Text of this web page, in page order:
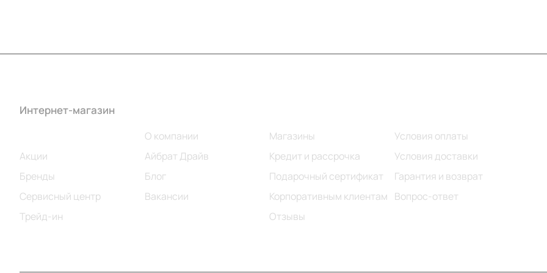
Интернет-магазин
Акции
Бренды
Сервисный центр
Трейд-ин
О компании
Айбрат Драйв
Блог
Вакансии
Магазины
Кредит и рассрочка
Подарочный сертификат
Корпоративным клиентам
Отзывы
Условия оплаты
Условия доставки
Гарантия и возврат
Вопрос-ответ